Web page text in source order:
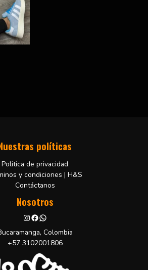
políticas
Politica de privacidad
y condiciones | H&S
Contáctanos
Nosotros
Colombia
+57 3102001806